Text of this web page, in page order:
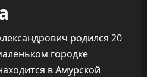
родился 20
городке
в Амурской